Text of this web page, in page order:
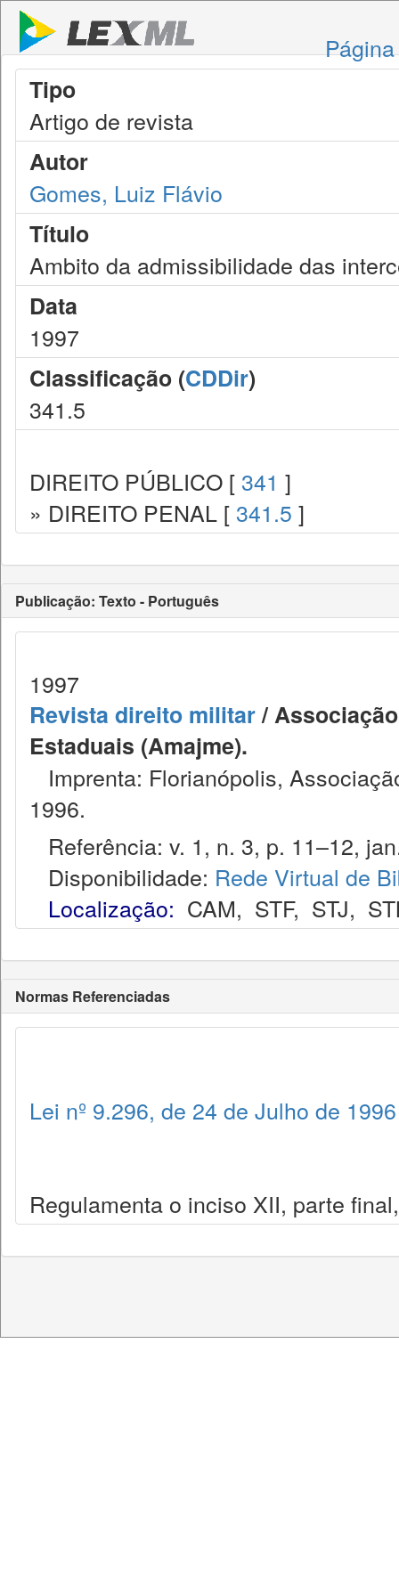
Tipo
Artigo de revista
Autor
Gomes, Luiz Flávio
Título
Ambito da admissibilidade das
Data
1997
Classificação (CDDir)
341.5
DIREITO PÚBLICO [ 341 ]
» DIREITO PENAL [ 341.5 ]
Publicação: Texto - Português
1997
Revista direito militar/
Estaduais (Amajme).
Imprenta: Florianópolis,
1996.
Referência: v. 1, n. 3, p. 11–12,
Disponibilidade: Rede Virtual de
Localização: CAM, STF, STJ,
Normas Referenciadas
Lei nº 9.296, de 24 de Julho de 1996
Regulamenta o inciso XII, parte